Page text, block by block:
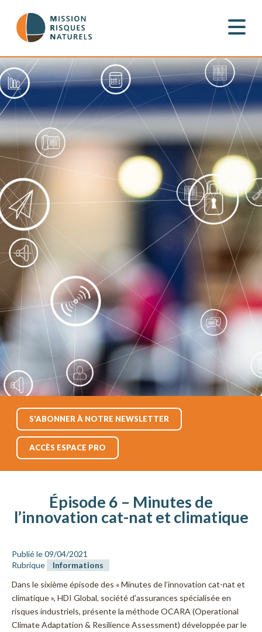
S'ABONNER À NOTRE NEWSLETTER
ACCÈS ESPACE PRO
Épisode 6 – Minutes de
l’innovation cat-nat et climatique
Publié le 09/04/2021
Rubrique
Informations
Dans le sixième épisode des « Minutes de l’innovation cat-nat et
climatique », HDI Global, société d’assurances spécialisée en
risques industriels, présente la méthode OCARA (Operational
Climate Adaptation & Resilience Assessment) développée par le